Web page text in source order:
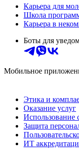
Карьера для
Школа
Карьера в
Боты для
Мобильное
Этика и
Оказание услуг
Использование
Защита
ИТ